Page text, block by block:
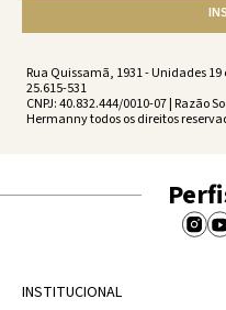
Rua Quissamã, 1931 - Unidades 19
25.615-531
CNPJ: 40.832.444/0010-07 | Razão
Hermanny todos os direitos
INSTITUCIONAL